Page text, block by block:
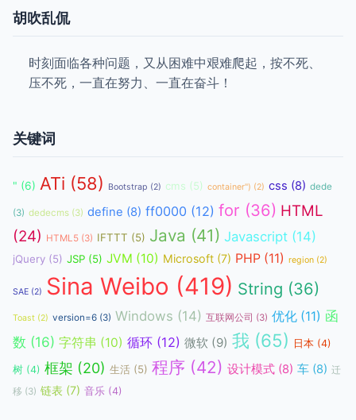
胡吹乱侃
时刻面临各种问题，又从困难中艰难爬起，按不死、
压不死，一直在努力、一直在奋斗！
关键词
" (6) ATi (58) Bootstrap (2) cms (5) container") (2) css (8) dede
(3) dedecms (3) define (8) ff0000 (12) for (36) HTML
(24) HTML5 (3) IFTTT (5) Java (41) Javascript (14)
jQuery (5) JSP (5) JVM (10) Microsoft (7) PHP (11) region (2)
SAE (2) Sina Weibo (419) String (36)
Toast (2) version=6 (3) Windows (14) 互联网公司 (3) 优化 (11) 函
数 (16) 字符串 (10) 循环 (12) 微软 (9) 我 (65) 日本 (4)
树 (4) 框架 (20) 生活 (5) 程序 (42) 设计模式 (8) 车 (8) 迁
移 (3) 链表 (7) 音乐 (4)